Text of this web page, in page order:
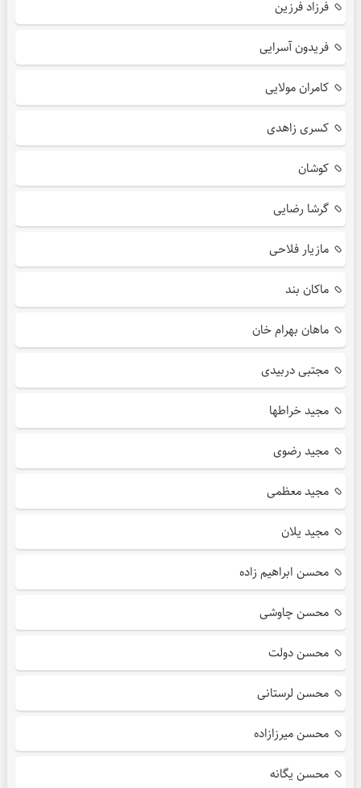
فرزاد فرزین
فریدون آسرایی
کامران مولایی
کسری زاهدی
کوشان
گرشا رضایی
مازیار فلاحی
ماکان بند
ماهان بهرام خان
مجتبی دربیدی
مجید خراطها
مجید رضوی
مجید معظمی
مجید یلان
محسن ابراهیم زاده
محسن چاوشی
محسن دولت
محسن لرستانی
محسن میرزازاده
محسن یگانه